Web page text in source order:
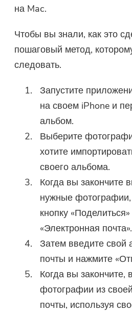
на Mac.
Чтобы вы знали, как это
пошаговый метод,
следовать.
Запустите
на своем iPhone и
альбом.
Выберите
хотите
своего альбома.
Когда вы закончите
нужные
кнопку
«Электронная почта».
Затем введите свой
почты и нажмите
Когда вы закончите,
фотографии из
почты, используя